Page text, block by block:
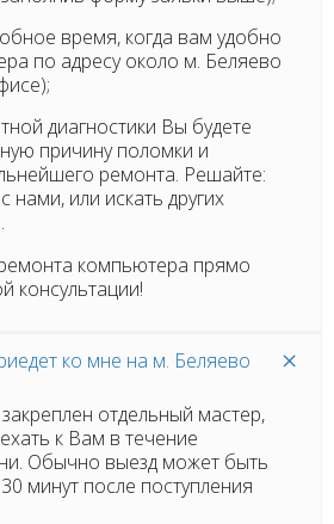
время, когда вам удобно
по адресу около м. Беляево
диагностики Вы будете
причину поломки и
ремонта. Решайте:
нами, или искать других
компьютера прямо
консультации!
ко мне на м. Беляево
отдельный мастер,
к Вам в течение
Обычно выезд может быть
минут после поступления